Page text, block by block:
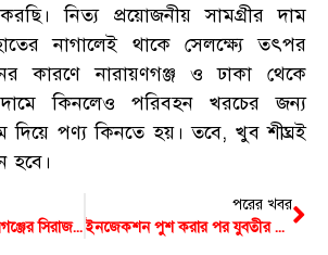
নিত্য প্রয়োজনীয় সামগ্রীর দাম
নাগালেই থাকে সেলক্ষ্যে তৎপর
কারণে নারায়ণগঞ্জ ও ঢাকা থেকে
কিনলেও পরিবহন খরচের জন্য
দিয়ে পণ্য কিনতে হয়। তবে, খুব শীঘ্রই
হবে।
হেফাজত ঠেকাতে মুন্সিগঞ্জের সিরাজদিখানে ১৪৪ ধারা জারি
পরের খবর
ইনজেকশন পুশ করার পর যুবতীর মৃত্যু, অভিযোগ হাসপাতালের বিরুদ্ধে